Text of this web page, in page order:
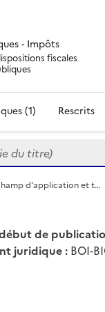
- Impôts
fiscales
(1) Rescrits
titre)
d'application et t…
de
juridique : BOI-